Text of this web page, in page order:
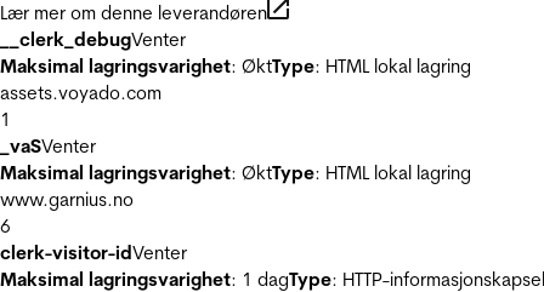
Lær mer om denne leverandøren
__clerk_debugVenter
Maksimal lagringsvarighet: ØktType: HTML lokal lagring
assets.voyado.com
1
_vaSVenter
Maksimal lagringsvarighet: ØktType: HTML lokal lagring
www.garnius.no
6
clerk-visitor-idVenter
Maksimal lagringsvarighet: 1 dagType: HTTP-informasjonskapsel